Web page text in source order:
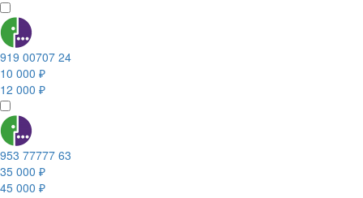
919 00707 24
10 000 ₽
12 000 ₽
953 77777 63
35 000 ₽
45 000 ₽